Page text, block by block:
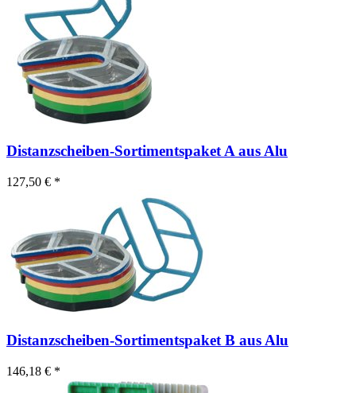
Distanzscheiben-Sortimentspaket A aus Alu
127,50 € *
Distanzscheiben-Sortimentspaket B aus Alu
146,18 € *